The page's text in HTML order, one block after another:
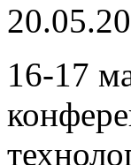
16-17